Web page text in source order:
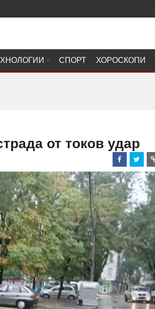
СПОРТ ХОРОСКОПИ
от токов удар